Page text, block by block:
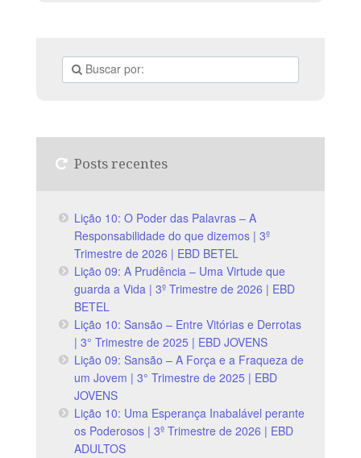
Posts recentes
Lição 10: O Poder das Palavras – A
Responsabilidade do que dizemos | 3º
Trimestre de 2026 | EBD BETEL
Lição 09: A Prudência – Uma Virtude que
guarda a Vida | 3º Trimestre de 2026 | EBD
BETEL
Lição 10: Sansão – Entre Vitórias e Derrotas
| 3° Trimestre de 2025 | EBD JOVENS
Lição 09: Sansão – A Força e a Fraqueza de
um Jovem | 3° Trimestre de 2025 | EBD
JOVENS
Lição 10: Uma Esperança Inabalável perante
os Poderosos | 3º Trimestre de 2026 | EBD
ADULTOS